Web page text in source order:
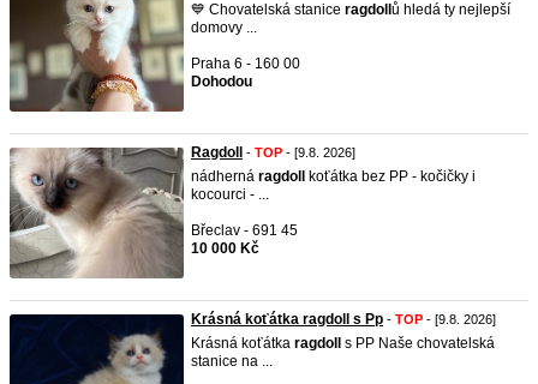
💙 Chovatelská stanice ragdoll ů hledá ty nejlepší
domovy ...
Praha 6 - 160 00
Dohodou
Ragdoll - TOP - [9.8. 2026]
nádherná ragdoll
koťátka bez PP - kočičky i
kocourci - ...
Břeclav - 691 45
10 000 Kč
Krásná koťátka ragdoll s Pp - TOP - [9.8. 2026]
Krásná koťátka ragdoll
s PP Naše chovatelská
stanice na ...